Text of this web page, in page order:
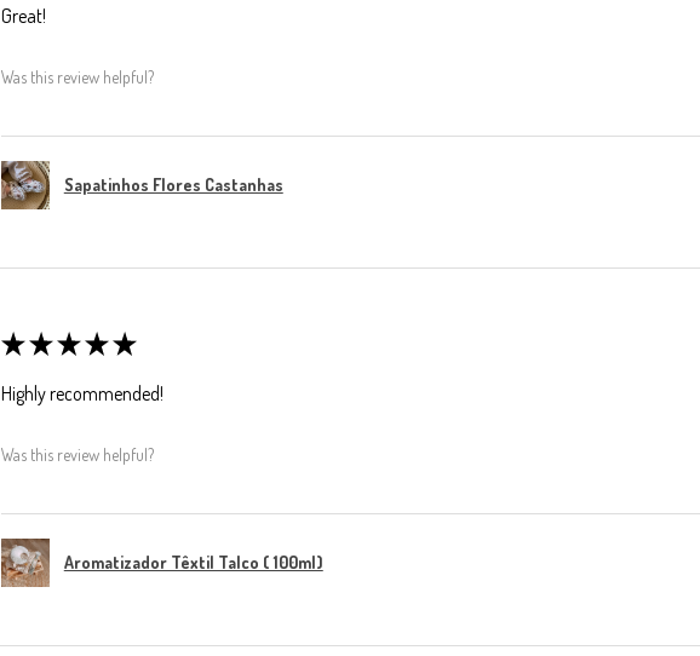
Great!
Was this review helpful?
Sapatinhos Flores Castanhas
★ ★ ★ ★ ★
Highly recommended!
Was this review helpful?
Aromatizador Têxtil Talco ( 100ml)